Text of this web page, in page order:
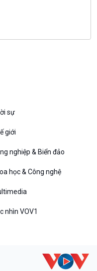
sự
giới
nghiệp & Biển đảo
học & Công nghệ
nhìn VOV1